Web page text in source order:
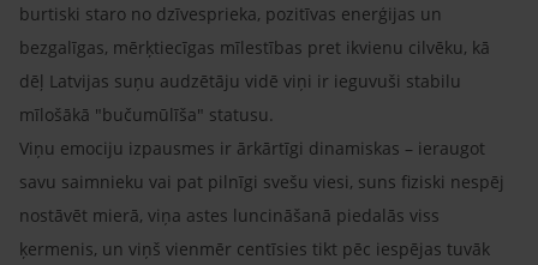
burtiski staro no dzīvesprieka, pozitīvas enerģijas un
bezgalīgas, mērķtiecīgas mīlestības pret ikvienu cilvēku, kā
dēļ Latvijas suņu audzētāju vidē viņi ir ieguvuši stabilu
mīlošākā "bučumūlīša" statusu.
Viņu emociju izpausmes ir ārkārtīgi dinamiskas – ieraugot
savu saimnieku vai pat pilnīgi svešu viesi, suns fiziski nespēj
nostāvēt mierā, viņa astes luncināšanā piedalās viss
ķermenis, un viņš vienmēr centīsies tikt pēc iespējas tuvāk